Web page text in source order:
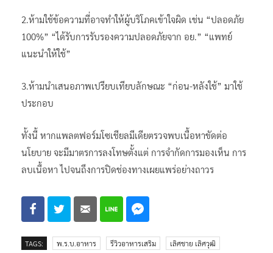
2.ห้ามใช้ข้อความที่อาจทำให้ผู้บริโภคเข้าใจผิด เช่น “ปลอดภัย
100%” “ได้รับการรับรองความปลอดภัยจาก อย.” “แพทย์
แนะนำให้ใช้”
3.ห้ามนำเสนอภาพเปรียบเทียบลักษณะ “ก่อน-หลังใช้” มาใช้
ประกอบ
ทั้งนี้ หากแพลตฟอร์มโซเชียลมีเดียตรวจพบเนื้อหาขัดต่อ
นโยบาย จะมีมาตรการลงโทษตั้งแต่ การจำกัดการมองเห็น การ
ลบเนื้อหา ไปจนถึงการปิดช่องทางเผยแพร่อย่างถาวร
TAGS: พ.ร.บ.อาหาร รีวิวอาหารเสริม เลิศชาย เลิศวุฒิ